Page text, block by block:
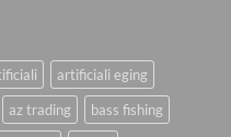
artificiali eging
az trading
bass fishing